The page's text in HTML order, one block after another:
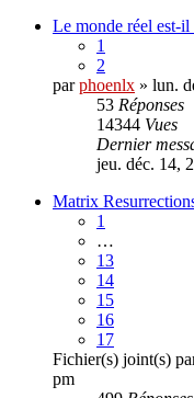
Le monde réel est-il
1
2
parphoenlx » lun.
53 Réponses
14344 Vues
Dernier
jeu. déc. 14,
Matrix
1
…
13
14
15
16
17
Fichier(s) joint(s)
pm